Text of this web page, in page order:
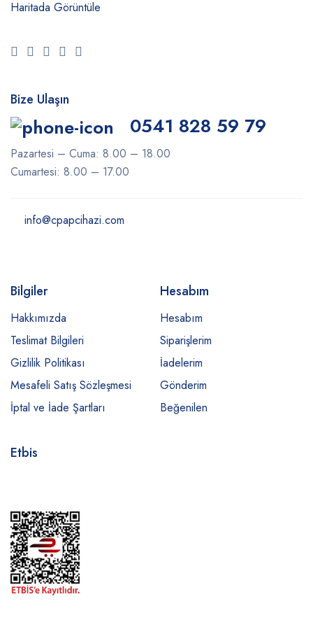
Haritada Görüntüle
Bize Ulaşın
0541 828 59 79
Pazartesi – Cuma: 8.00 – 18.00
Cumartesi: 8.00 – 17.00
info@cpapcihazi.com
Bilgiler
Hakkımızda
Teslimat Bilgileri
Gizlilik Politikası
Mesafeli Satış Sözleşmesi
İptal ve İade Şartları
Hesabım
Hesabım
Siparişlerim
İadelerim
Gönderim
Beğenilen
Etbis